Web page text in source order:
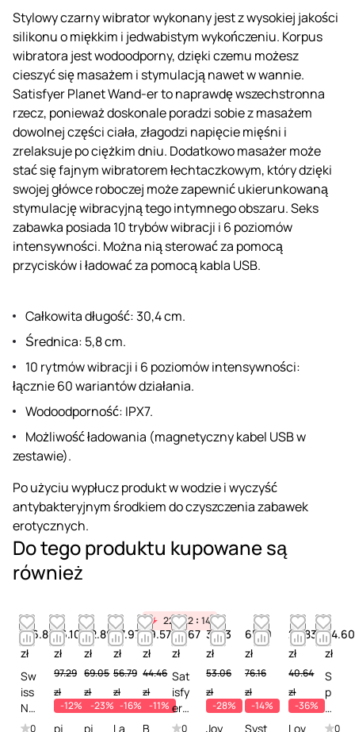
Stylowy czarny wibrator wykonany jest z wysokiej jakości
silikonu o miękkim i jedwabistym wykończeniu. Korpus
wibratora jest wodoodporny, dzięki czemu możesz
cieszyć się masażem i stymulacją nawet w wannie.
Satisfyer Planet Wand-er to naprawdę wszechstronna
rzecz, ponieważ doskonale poradzi sobie z masażem
dowolnej części ciała, złagodzi napięcie mięśni i
zrelaksuje po ciężkim dniu. Dodatkowo masażer może
stać się fajnym wibratorem łechtaczkowym, który dzięki
swojej główce roboczej może zapewnić ukierunkowaną
stymulację wibracyjną tego intymnego obszaru. Seks
zabawka posiada 10 trybów wibracji i 6 poziomów
intensywności. Można nią sterować za pomocą
przycisków i ładować za pomocą kabla USB.
Całkowita długość: 30,4 cm.
Średnica: 5,8 cm.
10 rytmów wibracji i 6 poziomów intensywności:
łącznie 60 wariantów działania.
Wodoodporność: IPX7.
Możliwość ładowania (magnetyczny kabel USB w
zestawie).
Po użyciu wypłucz produkt w wodzie i wyczyść
antybakteryjnym środkiem do czyszczenia zabawek
erotycznych.
Do tego produktu kupowane są
również
126.89
zł
Sw
iss
Na
vy0
86.10
zł
97.29
zł
-12%
pj
52.89
zł
69.05
zł
-23%
pj
47.97
zł
56.79
zł
-16%
La
22 22 14
39.57
zł
44.46
zł
-11%
B
35.67
zł
Sat
isfy
er
Ge
0
38.13
zł
53.06
zł
-28%
Joy
65.19
zł
76.16
zł
-14%
Syst
25.83
zł
40.64
zł
-36%
Lov
24.60
zł
S
p
r
a 0